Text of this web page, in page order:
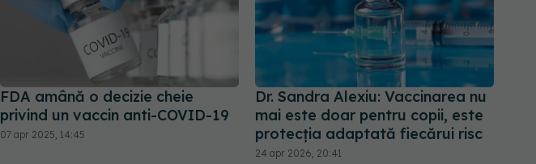
FDA amână o decizie cheie
privind un vaccin anti-COVID-19
07 apr 2025, 14:45
Dr. Sandra Alexiu: Vaccinarea nu
mai este doar pentru copii, este
protecția adaptată fiecărui risc
24 apr 2026, 20:41